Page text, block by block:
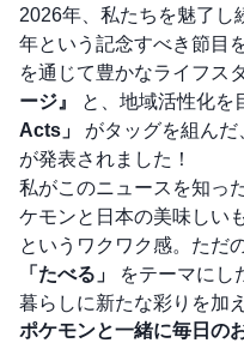
2026年、私たちを魅了し
年という記念すべき節目
を通じて豊かなライフス
ージ』
と、地域活性化を
Acts」
がタッグを組ん
が発表されました！
私がこのニュースを知っ
ケモンと日本の美味しい
というワクワク感。ただ
「たべる」
をテーマにし
暮らしに新たな彩りを加
ポケモンと一緒に毎日の